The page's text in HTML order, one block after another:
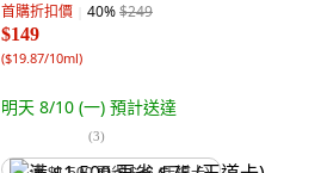
首購折扣價 40%$249
$149
($19.87/10ml)
明天 8/10 (一) 預計送達
(3)